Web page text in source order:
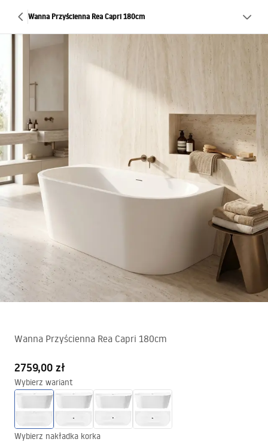
Wanna Przyścienna Rea Capri 180cm
Wanna Przyścienna Rea Capri 180cm
2759,00 zł
Wybierz wariant
Wybierz nakładka korka